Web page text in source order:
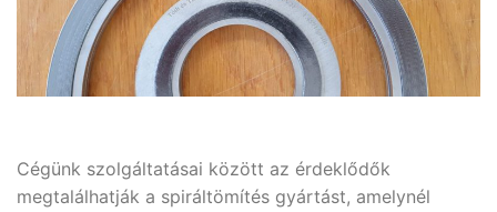
Cégünk szolgáltatásai között az érdeklődők
megtalálhatják a spiráltömítés gyártást, amelynél